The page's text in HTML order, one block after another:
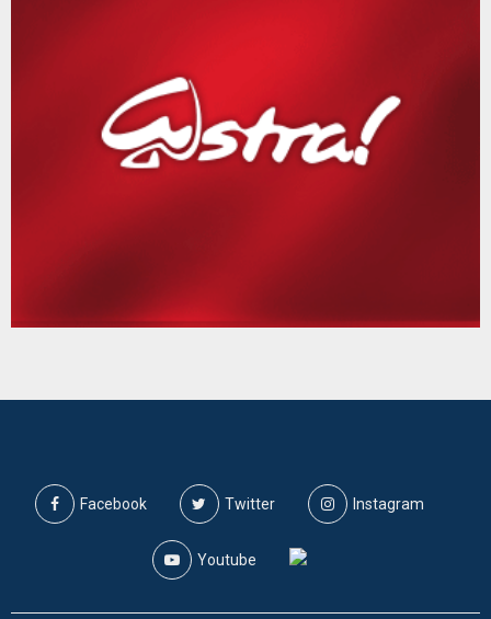
Facebook Twitter Instagram
Youtube